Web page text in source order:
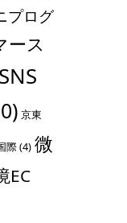
プログ
ース
京東
際(4) 微
EC